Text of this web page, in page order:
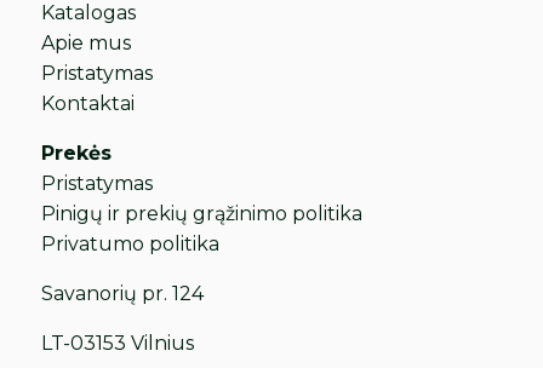
Katalogas
Apie mus
Pristatymas
Kontaktai
Prekės
Pristatymas
Pinigų ir prekių grąžinimo politika
Privatumo politika
Savanorių pr. 124
LT-03153 Vilnius